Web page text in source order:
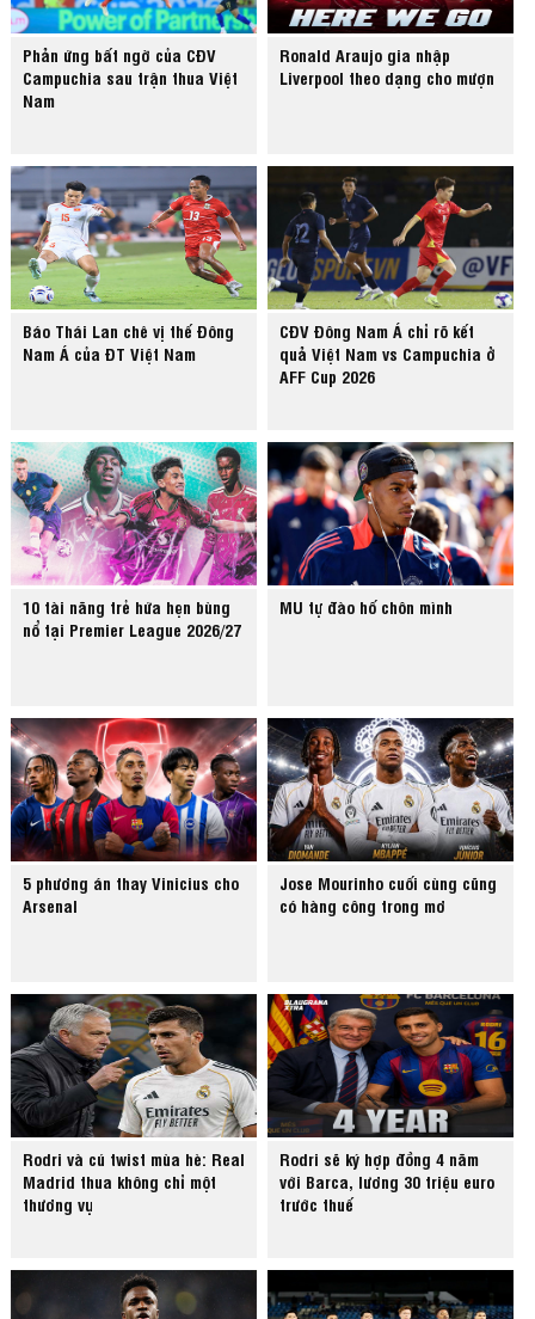
Phản ứng bất ngờ của CĐV
Campuchia sau trận thua Việt
Nam
Ronald Araujo gia nhập
Liverpool theo dạng cho mượn
Báo Thái Lan chê vị thế Đông
Nam Á của ĐT Việt Nam
CĐV Đông Nam Á chỉ rõ kết
quả Việt Nam vs Campuchia ở
AFF Cup 2026
10 tài năng trẻ hứa hẹn bùng
nổ tại Premier League 2026/27
MU tự đào hố chôn mình
5 phương án thay Vinicius cho
Arsenal
Jose Mourinho cuối cùng cũng
có hàng công trong mơ
Rodri và cú twist mùa hè: Real
Madrid thua không chỉ một
thương vụ
Rodri sẽ ký hợp đồng 4 năm
với Barca, lương 30 triệu euro
trước thuế